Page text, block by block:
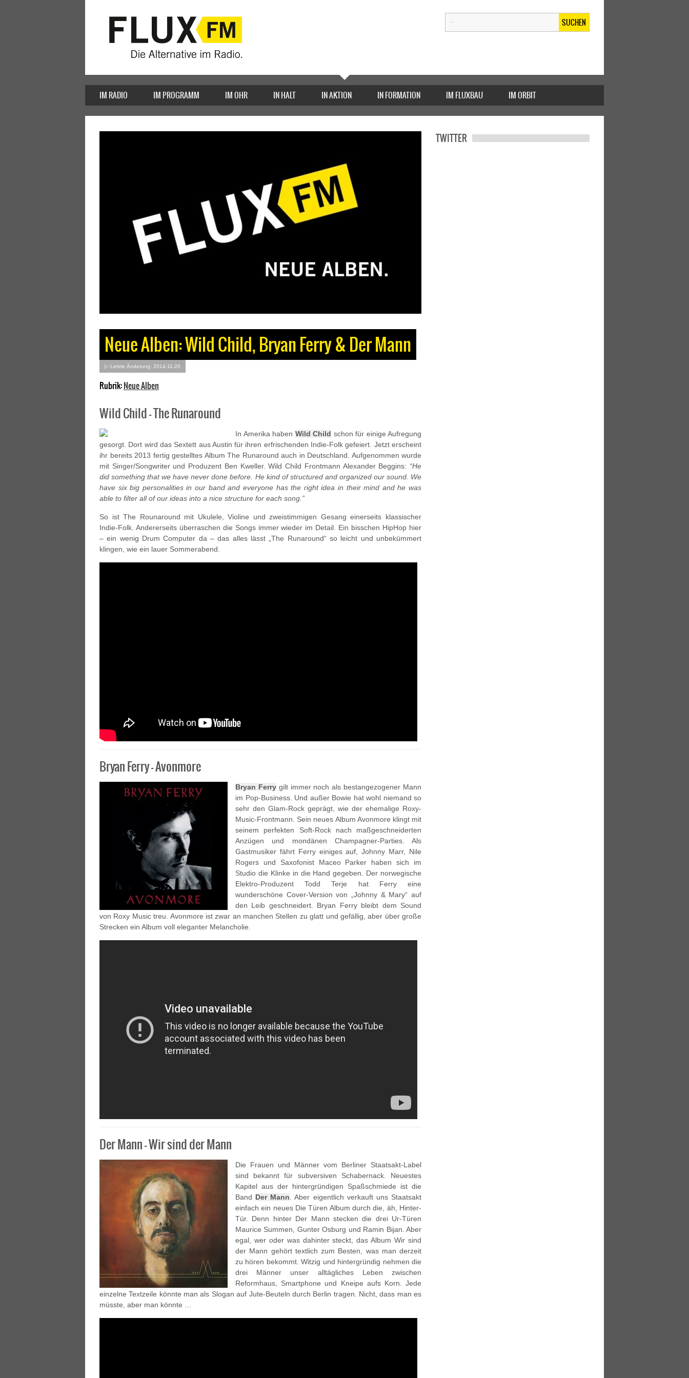
SUCHEN
IM RADIO IM PROGRAMM IM OHR IN HALT IN AKTION IN FORMATION IM FLUXBAU IM ORBIT
Neue Alben: Wild Child, Bryan Ferry & Der Mann
▷ Letzte Änderung: 2014-11-20
Rubrik:Neue Alben
Wild Child – The Runaround
In Amerika haben Wild Child schon für einige Aufregung
gesorgt. Dort wird das Sextett aus Austin für ihren erfrischenden Indie-Folk gefeiert. Jetzt erscheint
ihr bereits 2013 fertig gestelltes Album The Runaround auch in Deutschland. Aufgenommen wurde
mit Singer/Songwriter und Produzent Ben Kweller. Wild Child Frontmann Alexander Beggins: “He
did something that we have never done before. He kind of structured and organized our sound. We
have six big personalities in our band and everyone has the right idea in their mind and he was
able to filter all of our ideas into a nice structure for each song.”
So ist The Rounaround mit Ukulele, Violine und zweistimmigen Gesang einerseits klassischer
Indie-Folk. Andererseits überraschen die Songs immer wieder im Detail. Ein bisschen HipHop hier
– ein wenig Drum Computer da – das alles lässt „The Runaround“ so leicht und unbekümmert
klingen, wie ein lauer Sommerabend.
Bryan Ferry – Avonmore
Bryan Ferrygilt immer noch als bestangezogener Mann
im Pop-Business. Und außer Bowie hat wohl niemand so
sehr den Glam-Rock geprägt, wie der ehemalige Roxy-
Music-Frontmann. Sein neues Album Avonmore klingt mit
seinem perfekten Soft-Rock nach maßgeschneiderten
Anzügen und mondänen Champagner-Parties. Als
Gastmusiker fährt Ferry einiges auf, Johnny Marr, Nile
Rogers und Saxofonist Maceo Parker haben sich im
Studio die Klinke in die Hand gegeben. Der norwegische
Elektro-Produzent Todd Terje hat Ferry eine
wunderschöne Cover-Version von „Johnny & Mary“ auf
den Leib geschneidert. Bryan Ferry bleibt dem Sound
von Roxy Music treu. Avonmore ist zwar an manchen Stellen zu glatt und gefällig, aber über große
Strecken ein Album voll eleganter Melancholie.
Der Mann – Wir sind der Mann
Die Frauen und Männer vom Berliner Staatsakt-Label
sind bekannt für subversiven Schabernack. Neuestes
Kapitel aus der hintergründigen Spaßschmiede ist die
Band Der Mann . Aber eigentlich verkauft uns Staatsakt
einfach ein neues Die Türen Album durch die, äh, Hinter-
Tür. Denn hinter Der Mann stecken die drei Ur-Türen
Maurice Summen, Gunter Osburg und Ramin Bijan. Aber
egal, wer oder was dahinter steckt, das Album Wir sind
der Mann gehört textlich zum Besten, was man derzeit
zu hören bekommt. Witzig und hintergründig nehmen die
drei Männer unser alltägliches Leben zwischen
Reformhaus, Smartphone und Kneipe aufs Korn. Jede
einzelne Textzeile könnte man als Slogan auf Jute-Beuteln durch Berlin tragen. Nicht, dass man es
müsste, aber man könnte …
TWITTER